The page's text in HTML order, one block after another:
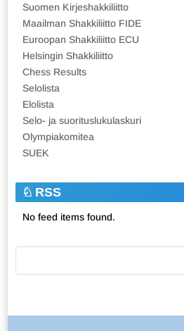
Suomen Kirjeshakkiliitto
Maailman Shakkiliitto FIDE
Euroopan Shakkiliitto ECU
Helsingin Shakkiliitto
Chess Results
Selolista
Elolista
Selo- ja suorituslukulaskuri
Olympiakomitea
SUEK
RSS
No feed items found.